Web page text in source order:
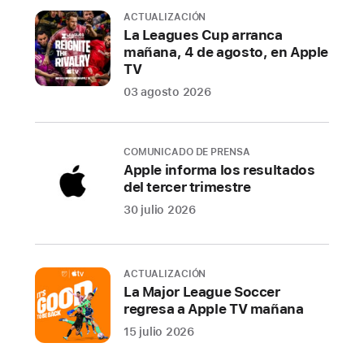
ACTUALIZACIÓN
La Leagues Cup arranca
mañana, 4 de agosto, en Apple
TV
03 agosto 2026
COMUNICADO DE PRENSA
Apple informa los resultados
del tercer trimestre
30 julio 2026
ACTUALIZACIÓN
La Major League Soccer
regresa a Apple TV mañana
15 julio 2026